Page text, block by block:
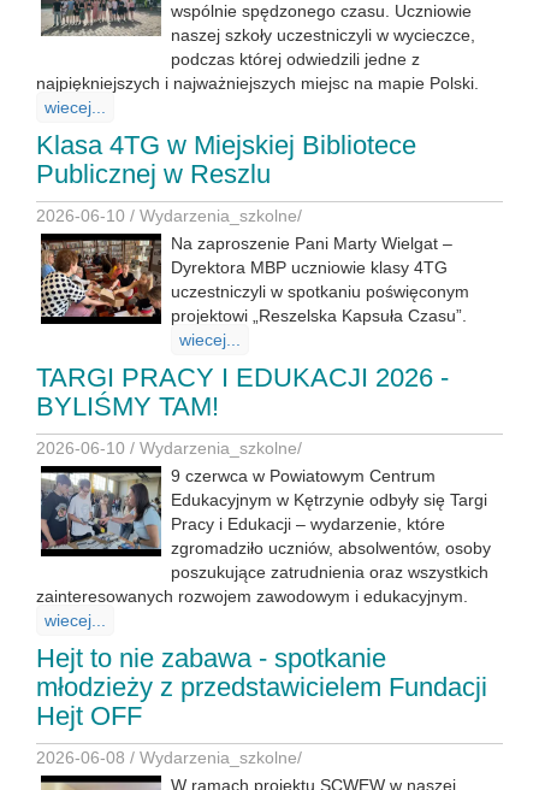
wspólnie spędzonego czasu. Uczniowie
naszej szkoły uczestniczyli w wycieczce,
podczas której odwiedzili jedne z
najpiękniejszych i najważniejszych miejsc na mapie Polski.
wiecej...
Klasa 4TG w Miejskiej Bibliotece
Publicznej w Reszlu
2026-06-10 / Wydarzenia_szkolne/
Na zaproszenie Pani Marty Wielgat –
Dyrektora MBP uczniowie klasy 4TG
uczestniczyli w spotkaniu poświęconym
projektowi „Reszelska Kapsuła Czasu”.
wiecej...
TARGI PRACY I EDUKACJI 2026 -
BYLIŚMY TAM!
2026-06-10 / Wydarzenia_szkolne/
9 czerwca w Powiatowym Centrum
Edukacyjnym w Kętrzynie odbyły się Targi
Pracy i Edukacji – wydarzenie, które
zgromadziło uczniów, absolwentów, osoby
poszukujące zatrudnienia oraz wszystkich
zainteresowanych rozwojem zawodowym i edukacyjnym.
wiecej...
Hejt to nie zabawa - spotkanie
młodzieży z przedstawicielem Fundacji
Hejt OFF
2026-06-08 / Wydarzenia_szkolne/
W ramach projektu SCWEW w naszej